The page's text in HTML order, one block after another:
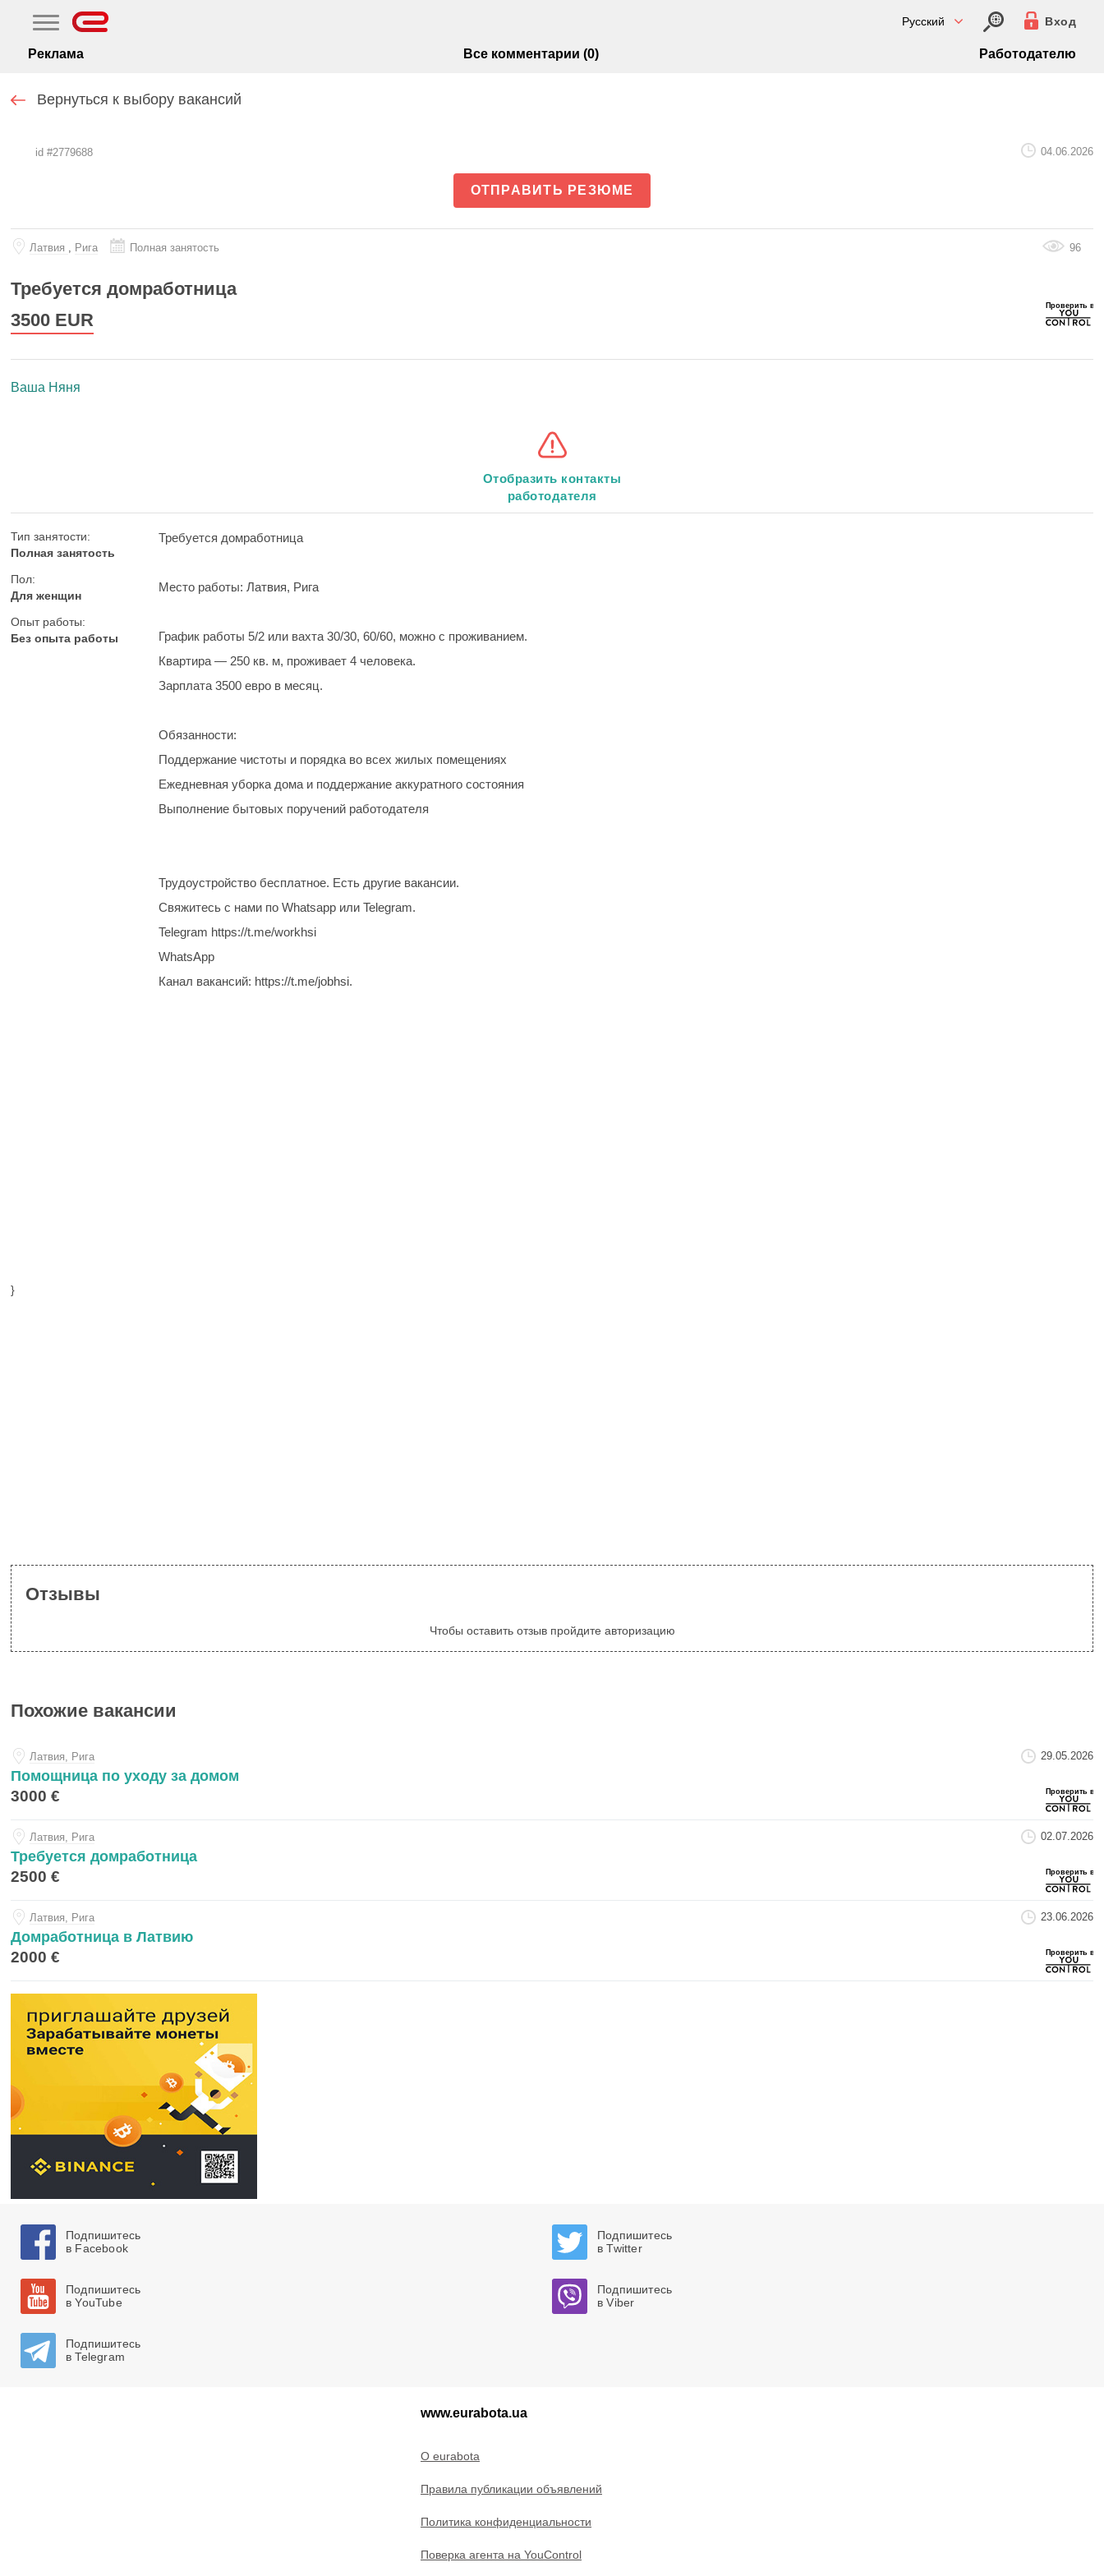
Русский Вход
Реклама Все комментарии (0) Работодателю
Вернуться к выбору вакансий
id #2779688 04.06.2026
ОТПРАВИТЬ РЕЗЮМЕ
Латвия , Рига Полная занятость 96
Требуется домработница
3500 EUR
Ваша Няня
Отобразить контакты
работодателя
Тип занятости:
Полная занятость
Пол:
Для женщин
Опыт работы:
Без опыта работы
Требуется домработница
Место работы: Латвия, Рига
График работы 5/2 или вахта 30/30, 60/60, можно с проживанием.
Квартира — 250 кв. м, проживает 4 человека.
Зарплата 3500 евро в месяц.
Обязанности:
Поддержание чистоты и порядка во всех жилых помещениях
Ежедневная уборка дома и поддержание аккуратного состояния
Выполнение бытовых поручений работодателя
Трудоустройство бесплатное. Есть другие вакансии.
Свяжитесь с нами по Whatsapp или Telegram.
Telegram https://t.me/workhsi
WhatsApp
Канал вакансий: https://t.me/jobhsi.
}
Отзывы
Чтобы оставить отзыв пройдите авторизацию
Похожие вакансии
Латвия, Рига 29.05.2026
Помощница по уходу за домом
3000 €
Латвия, Рига 02.07.2026
Требуется домработница
2500 €
Латвия, Рига 23.06.2026
Домработница в Латвию
2000 €
Подпишитесь
в Facebook
Подпишитесь
в Twitter
Подпишитесь
в YouTube
Подпишитесь
в Viber
Подпишитесь
в Telegram
www.eurabota.ua
O eurabota
Правила публикации объявлений
Политика конфиденциальности
Поверка агента на YouControl